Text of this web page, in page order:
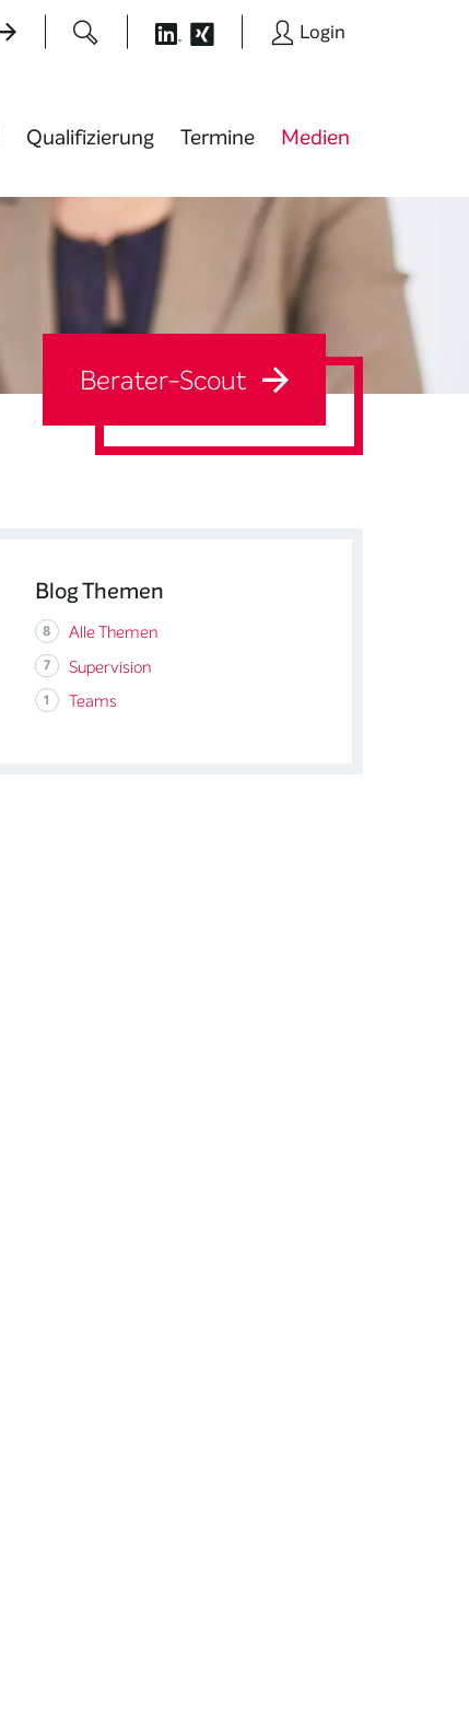
Login
Qualifizierung Termine Medien
Berater-Scout
Blog Themen
8 Alle Themen
7 Supervision
1 Teams